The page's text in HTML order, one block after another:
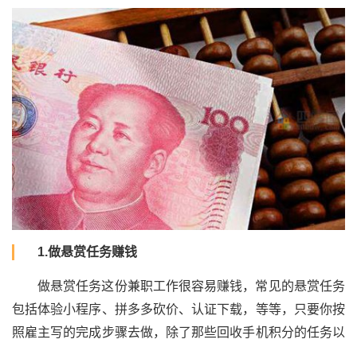
1.做悬赏任务赚钱
做悬赏任务这份兼职工作很容易赚钱，常见的悬赏任务
包括体验小程序、拼多多砍价、认证下载，等等，只要你按
照雇主写的完成步骤去做，除了那些回收手机积分的任务以